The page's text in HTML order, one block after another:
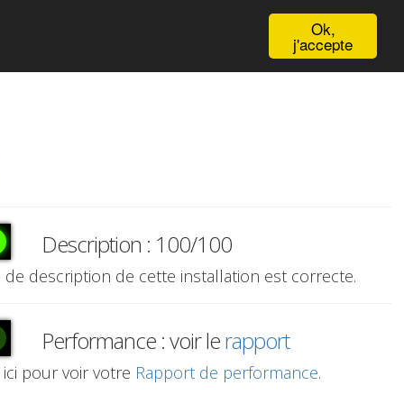
Ok,
j'accepte
Description : 100/100
de description de cette installation est correcte.
Performance : voir lerapport
ici pour voir votre Rapport de performance.